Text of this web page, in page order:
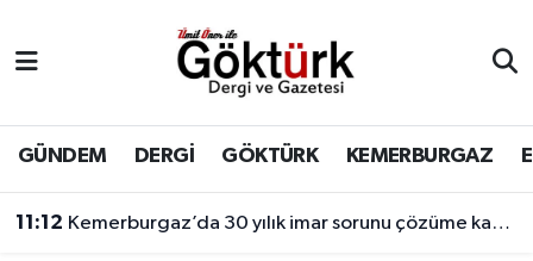
GÜNDEM DERGİ GÖKTÜRK KEMERBURGAZ
11:12 Kemerburgaz’da 30 yılık imar sorunu çözüme kavuşuyor
BİLİM
DERGİ
Eyüpsultan Hava Durumu
Eyüpsultan Trafik Yoğunluk Haritası
Süper Lig Puan Durumu ve Fikstür